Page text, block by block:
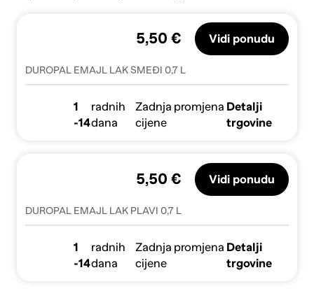
DUROPAL EMAJL LAK SMEĐI 0,7 L
5,50 € Vidi ponudu
1
-14
radnih
dana
Zadnja promjena
cijene
Detalji
trgovine
DUROPAL EMAJL LAK PLAVI 0,7 L
5,50 € Vidi ponudu
1
-14
radnih
dana
Zadnja promjena
cijene
Detalji
trgovine